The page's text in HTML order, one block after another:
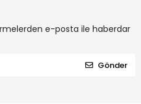
e-posta ile haberdar
Gönder